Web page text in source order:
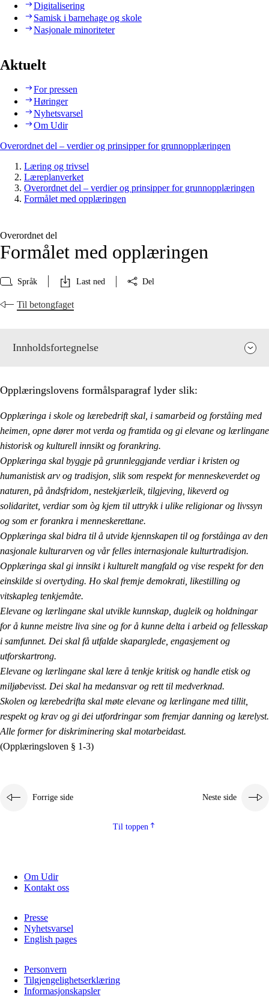
Digitalisering
Samisk i barnehage og skole
Nasjonale minoriteter
Aktuelt
For pressen
Høringer
Nyhetsvarsel
Om Udir
Overordnet del – verdier og prinsipper for grunnopplæringen
Læring og trivsel
Læreplanverket
Overordnet del – verdier og prinsipper for grunnopplæringen
Formålet med opplæringen
Overordnet del
Formålet med opplæringen
Språk Last ned Del
Til betongfaget
Innholdsfortegnelse
Opplæringslovens formålsparagraf lyder slik:
Opplæringa i skole og lærebedrift skal, i samarbeid og forståing med
heimen, opne dører mot verda og framtida og gi elevane og lærlingane
historisk og kulturell innsikt og forankring.
Opplæringa skal byggje på grunnleggjande verdiar i kristen og
humanistisk arv og tradisjon, slik som respekt for menneskeverdet og
naturen, på åndsfridom, nestekjærleik, tilgjeving, likeverd og
solidaritet, verdiar som òg kjem til uttrykk i ulike religionar og livssyn
og som er forankra i menneskerettane.
Opplæringa skal bidra til å utvide kjennskapen til og forståinga av den
nasjonale kulturarven og vår felles internasjonale kulturtradisjon.
Opplæringa skal gi innsikt i kulturelt mangfald og vise respekt for den
einskilde si overtyding. Ho skal fremje demokrati, likestilling og
vitskapleg tenkjemåte.
Elevane og lærlingane skal utvikle kunnskap, dugleik og holdningar
for å kunne meistre liva sine og for å kunne delta i arbeid og fellesskap
i samfunnet. Dei skal få utfalde skaparglede, engasjement og
utforskartrong.
Elevane og lærlingane skal lære å tenkje kritisk og handle etisk og
miljøbevisst. Dei skal ha medansvar og rett til medverknad.
Skolen og lærebedrifta skal møte elevane og lærlingane med tillit,
respekt og krav og gi dei utfordringar som fremjar danning og lærelyst.
Alle former for diskriminering skal motarbeidast.
(Opplæringsloven § 1-3)
Forrige side Neste side
Til toppen
Om Udir
Kontakt oss
Presse
Nyhetsvarsel
English pages
Personvern
Tilgjengelighetserklæring
Informasjonskapsler